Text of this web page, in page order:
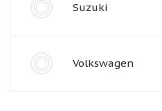
Suzuki
Volkswagen